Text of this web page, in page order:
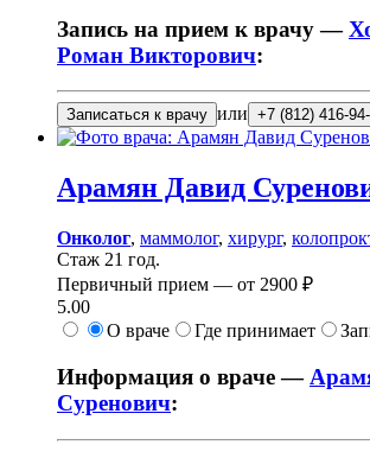
Запись на прием к врачу —
Роман Викторович:
Записаться к врачу или +7 (812) 416-
Арамян Давид
Онколог, маммолог, хирург,
Стаж 21 год.
Первичный прием — от 2900 ₽
5.00
О враче
Где принимает
Информация о враче —
Суренович: